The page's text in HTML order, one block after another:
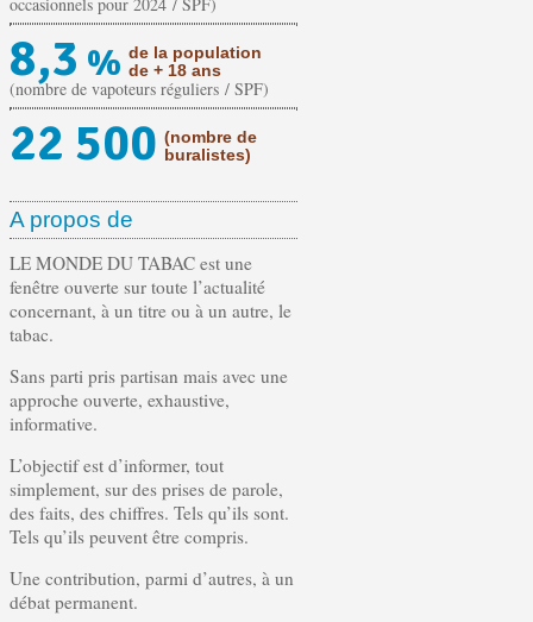
8,3 % de la population
de + 18 ans
(nombre de vapoteurs réguliers / SPF)
22 500 (nombre de
buralistes)
A propos de
LE MONDE DU TABAC est une
fenêtre ouverte sur toute l’actualité
concernant, à un titre ou à un autre, le
tabac.
Sans parti pris partisan mais avec une
approche ouverte, exhaustive,
informative.
L’objectif est d’informer, tout
simplement, sur des prises de parole,
des faits, des chiffres. Tels qu’ils sont.
Tels qu’ils peuvent être compris.
Une contribution, parmi d’autres, à un
débat permanent.